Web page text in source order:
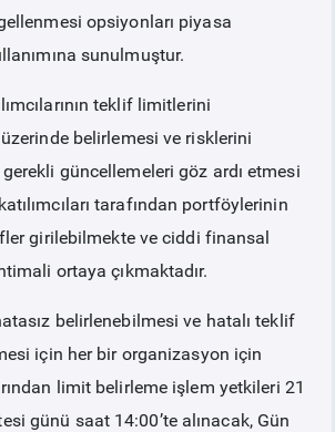
SİSTEMİ POLİTİKAMIZ
opsiyonları piyasa
sunulmuştur.
teklif limitlerini
belirlemesi ve risklerini
güncellemeleri göz ardı etmesi
tarafından portföylerinin
girilebilmekte ve ciddi finansal
ortaya çıkmaktadır.
belirlenebilmesi ve hatalı teklif
için her bir organizasyon için
limit belirleme işlem yetkileri 21
günü saat 14:00’te alınacak, Gün